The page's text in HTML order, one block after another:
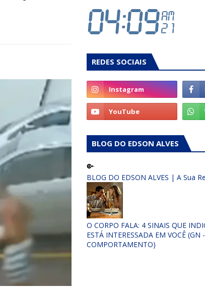
REDES SOCIAIS
BLOG DO EDSON ALVES
BLOG DO EDSON ALVES | A Sua
O CORPO FALA: 4 SINAIS QUE
ESTÁ INTERESSADA EM VOCÊ (GN -
COMPORTAMENTO)